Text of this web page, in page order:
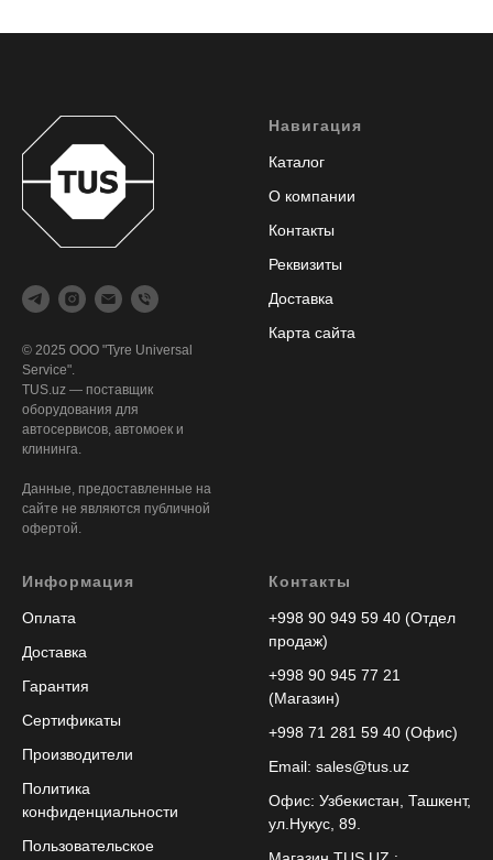
© 2025 ООО "Tyre Universal
Service".
TUS.uz — поставщик
оборудования для
автосервисов, автомоек и
клининга.
Данные, предоставленные на
сайте не являются публичной
офертой.
Навигация
Каталог
О компании
Контакты
Реквизиты
Доставка
Карта сайта
Информация
Оплата
Доставка
Гарантия
Сертификаты
Производители
Политика
конфиденциальности
Пользовательское
Контакты
+998 90 949 59 40 (Отдел
продаж)
+998 90 945 77 21
(Магазин)
+998 71 281 59 40 (Офис)
Email: sales@tus.uz
Офис: Узбекистан, Ташкент,
ул.Нукус, 89.